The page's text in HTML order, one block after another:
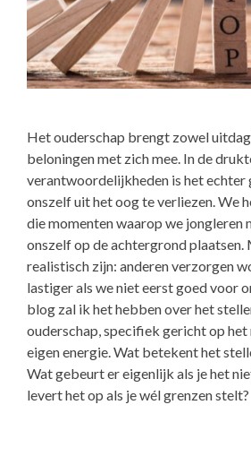
Het ouderschap brengt zowel
beloningen met zich mee. In de
verantwoordelijkheden is het
onszelf uit het oog te verliezen. We
die momenten waarop we jongleren
onszelf op de achtergrond plaatsen.
realistisch zijn: anderen verzorgen
lastiger als we niet eerst goed voor
blog zal ik het hebben over het
ouderschap, specifiek gericht op het
eigen energie. Wat betekent het
Wat gebeurt er eigenlijk als je het
levert het op als je wél grenzen stelt?